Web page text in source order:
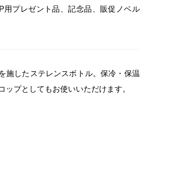
用プレゼント品、記念品、販促ノベル
施したステレンスボトル。保冷・保温
ップとしてもお使いいただけます。